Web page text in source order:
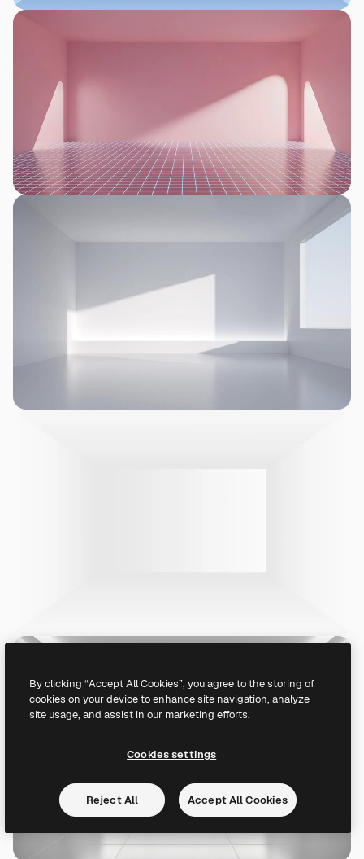
By clicking “Accept All Cookies”, you agree to the storing of
cookies on your device to enhance site navigation, analyze
site usage, and assist in our marketing efforts.
Cookies settings
Reject All Accept All Cookies